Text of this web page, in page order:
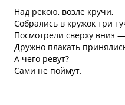
Над рекою, возле кручи,
Собрались в кружок три
Посмотрели сверху вниз —
Дружно плакать
А чего ревут?
Сами не поймут.